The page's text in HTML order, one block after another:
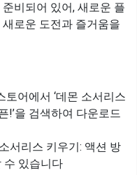
비되어 있어, 새로운 플
로운 도전과 즐거움을
토어에서 ‘데몬 소서리스
!’을 검색하여 다운로드
서리스 키우기: 액션 방
수 있습니다